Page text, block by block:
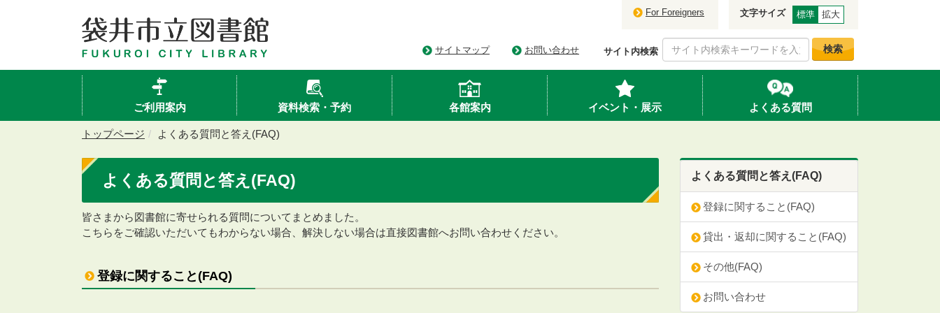
For Foreigners 文字サイズ 標準 拡大
サイトマップ お問い合わせ サイト内検索 検索
ご利用案内 資料検索・予約 各館案内 イベント・展示 よくある質問
トップページ よくある質問と答え(FAQ)
よくある質問と答え(FAQ)
皆さまから図書館に寄せられる質問についてまとめました。
こちらをご確認いただいてもわからない場合、解決しない場合は直接図書館へお問い合わせください。
登録に関すること(FAQ)
よくある質問と答え(FAQ)
登録に関すること(FAQ)
貸出・返却に関すること(FAQ)
その他(FAQ)
お問い合わせ